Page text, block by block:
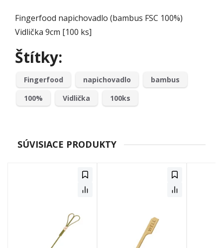
Fingerfood napichovadlo (bambus FSC 100%)
Vidlička 9cm [100 ks]
Štítky:
Fingerfood napichovadlo
bambus
100%
Vidlička 100ks
SÚVISIACE PRODUKTY